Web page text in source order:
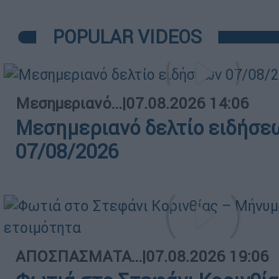
POPULAR VIDEOS
Μεσημεριανό...|07.08.2026 14:06
Μεσημεριανό δελτίο
07/08/2026
ΑΠΟΣΠΑΣΜΑΤΑ...|07.08.2026 19:06